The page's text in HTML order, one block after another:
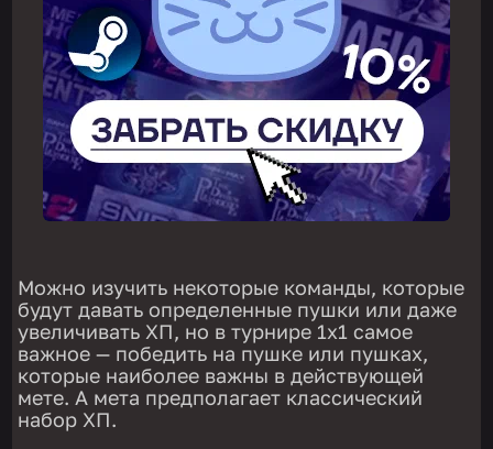
Можно изучить некоторые команды, которые
будут давать определенные пушки или даже
увеличивать ХП, но в турнире 1х1 самое
важное — победить на пушке или пушках,
которые наиболее важны в действующей
мете. А мета предполагает классический
набор ХП.